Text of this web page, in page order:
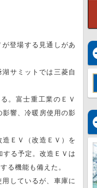
登場する見通しがあ
サミットでは三菱自
。富士重工業のＥＶ
影響、冷暖房使用の影
ＥＶ（改造ＥＶ）を
る予定。改造ＥＶは
る機能も備えた。
しているが、車庫に